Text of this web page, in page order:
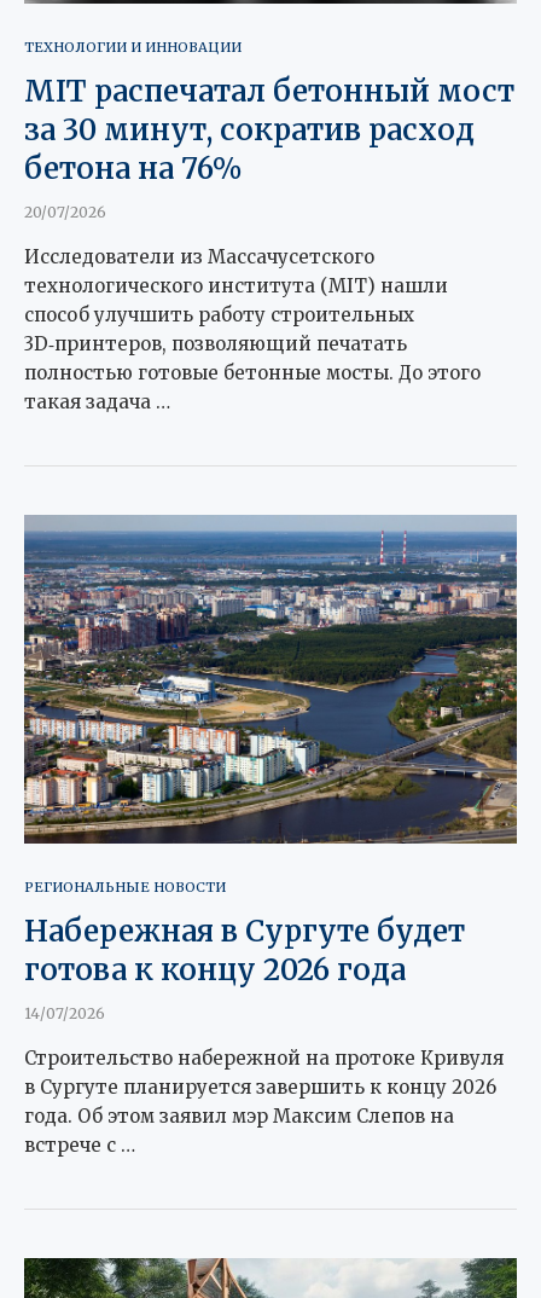
ТЕХНОЛОГИИ И ИННОВАЦИИ
MIT распечатал бетонный мост
за 30 минут, сократив расход
бетона на 76%
20/07/2026
Исследователи из Массачусетского
технологического института (MIT) нашли
способ улучшить работу строительных
3D‑принтеров, позволяющий печатать
полностью готовые бетонные мосты. До этого
такая задача …
РЕГИОНАЛЬНЫЕ НОВОСТИ
Набережная в Сургуте будет
готова к концу 2026 года
14/07/2026
Строительство набережной на протоке Кривуля
в Сургуте планируется завершить к концу 2026
года. Об этом заявил мэр Максим Слепов на
встрече с …